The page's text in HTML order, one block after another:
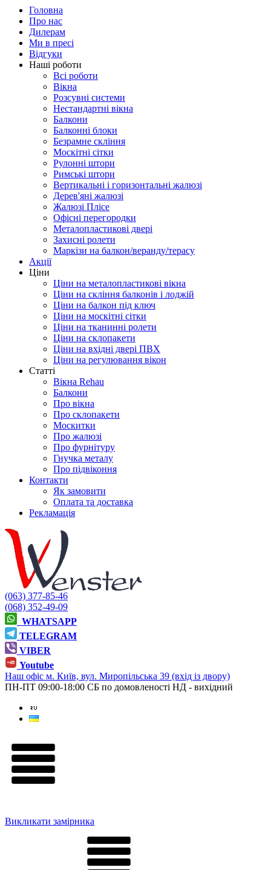
Головна
Про нас
Дилерам
Ми в пресі
Відгуки
Наші роботи
Всі роботи
Вікна
Розсувні системи
Нестандартні вікна
Балкони
Балконні блоки
Безрамне скління
Москітні сітки
Рулонні штори
Римські штори
Вертикальні і горизонтальні жалюзі
Дерев'яні жалюзі
Жалюзі Плісе
Офісні перегородки
Металопластикові двері
Захисні ролети
Маркізи на балкон/веранду/терасу
Акції
Ціни
Ціни на металопластикові вікна
Ціни на скління балконів і лоджій
Ціни на балкон під ключ
Ціни на москітні сітки
Ціни на тканинні ролети
Ціни на склопакети
Ціни на вхідні двері ПВХ
Ціни на регулювання вікон
Cтатті
Вікна Rehau
Балкони
Про вікна
Про склопакети
Москитки
Про жалюзі
Про фурнітуру
Гнучка металу
Про підвіконня
Контакти
Як замовити
Оплата та доставка
Рекламація
(063) 377-85-46
(068) 352-49-09
WHATSAPP
TELEGRAM
VIBER
Youtube
Наш офіс м. Київ, вул. Миропільська 39 (вхід із двору)
ПН-ПТ 09:00-18:00 СБ по домовленості НД - вихідний
Викликати замірника